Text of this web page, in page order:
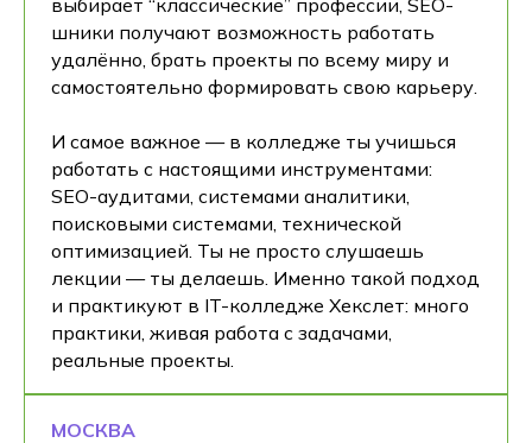
выбирает “классические” профессии, SEO-
шники получают возможность работать
удалённо, брать проекты по всему миру и
самостоятельно формировать свою карьеру.
И самое важное — в колледже ты учишься
работать с настоящими инструментами:
SEO-аудитами, системами аналитики,
поисковыми системами, технической
оптимизацией. Ты не просто слушаешь
лекции — ты делаешь. Именно такой подход
и практикуют в IT-колледже Хекслет: много
практики, живая работа с задачами,
реальные проекты.
МОСКВА